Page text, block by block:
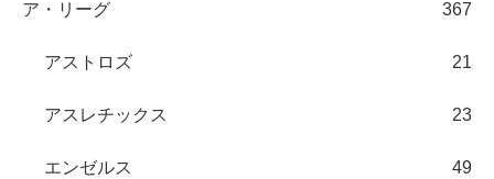
ア・リーグ 367
アストロズ 21
アスレチックス 23
エンゼルス 49